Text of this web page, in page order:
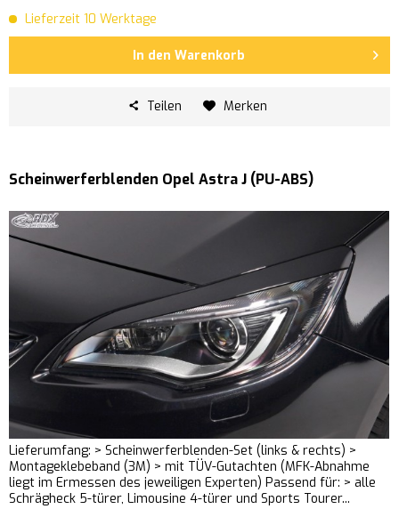
Lieferzeit 10 Werktage
In den Warenkorb
Teilen Merken
Scheinwerferblenden Opel Astra J (PU-ABS)
Lieferumfang: > Scheinwerferblenden-Set (links & rechts) >
Montageklebeband (3M) > mit TÜV-Gutachten (MFK-Abnahme
liegt im Ermessen des jeweiligen Experten) Passend für: > alle
Schrägheck 5-türer, Limousine 4-türer und Sports Tourer...